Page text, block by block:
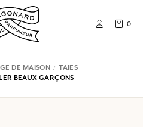
0
DE MAISON
TAIES
BEAUX GARÇONS